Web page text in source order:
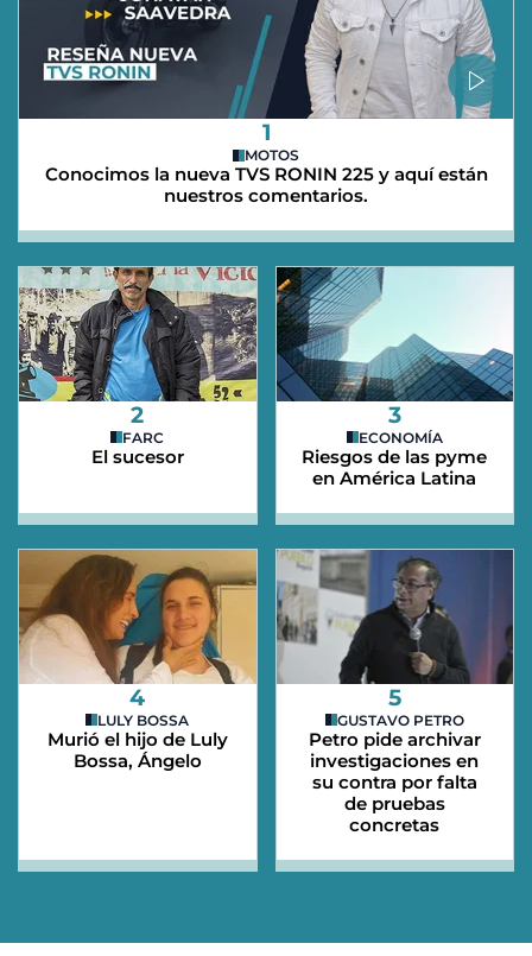
1
MOTOS
Conocimos la nueva TVS RONIN 225 y aquí están
nuestros comentarios.
2
FARC
El sucesor
3
ECONOMÍA
Riesgos de las pyme
en América Latina
4
LULY BOSSA
Murió el hijo de Luly
Bossa, Ángelo
5
GUSTAVO PETRO
Petro pide archivar
investigaciones en
su contra por falta
de pruebas
concretas